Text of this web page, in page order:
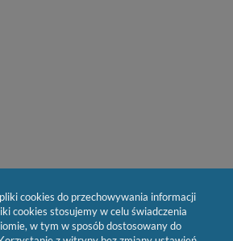
cookies do przechowywania informacji
cookies stosujemy w celu świadczenia
w tym w sposób dostosowany do